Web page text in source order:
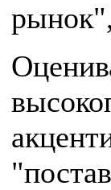
рынок",